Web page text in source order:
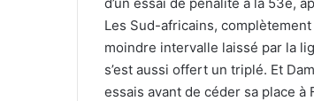
Les Sud-africains,
moindre intervalle laissé par la
s’est aussi offert un triplé. Et
essais avant de céder sa place